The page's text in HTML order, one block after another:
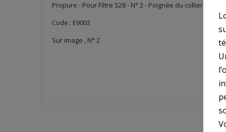
Propure - Pour Filtre S28 - N° 2 - Poignée du collier
Code : E9003
Sur image , N° 2